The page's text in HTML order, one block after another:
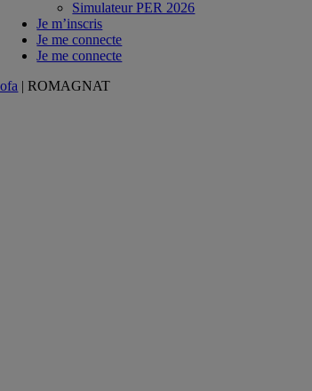
Simulateur PER 2026
Je m’inscris
Je me connecte
Je me connecte
|ROMAGNAT